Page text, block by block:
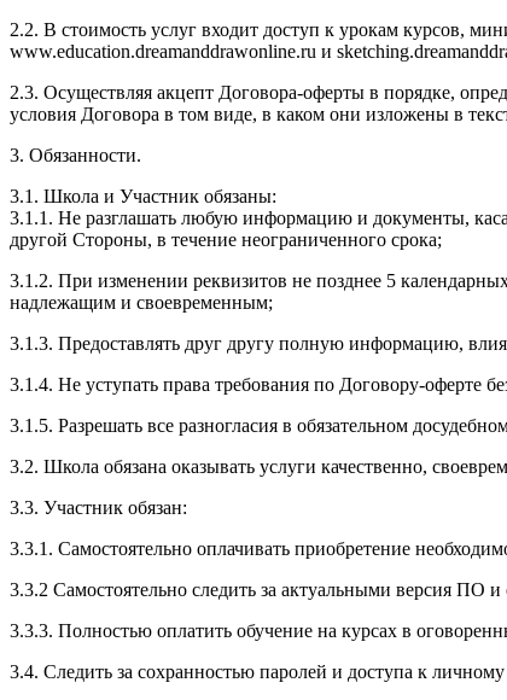
2.2. В стоимость услуг входит доступ к урокам курсов,
www.education.dreamanddrawonline.ru и
2.3. Осуществляя акцепт Договора-оферты в порядке,
условия Договора в том виде, в каком они изложены в
3. Обязанности.
3.1. Школа и Участник обязаны:
3.1.1. Не разглашать любую информацию и документы,
другой Стороны, в течение неограниченного срока;
3.1.2. При изменении реквизитов не позднее 5
надлежащим и своевременным;
3.1.3. Предоставлять друг другу полную информацию,
3.1.4. Не уступать права требования по Договору-оферте
3.1.5. Разрешать все разногласия в обязательном
3.2. Школа обязана оказывать услуги качественно,
3.3. Участник обязан:
3.3.1. Cамостоятельно оплачивать приобретение
3.3.2 Самостоятельно следить за актуальными версия ПО
3.3.3. Полностью оплатить обучение на курсах в
3.4. Следить за сохранностью паролей и доступа к личному